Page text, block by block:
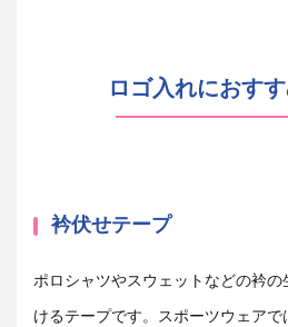
ロゴ入れにおす
衿伏せテープ
ポロシャツやスウェットなどの衿
けるテープです。スポーツウェアで